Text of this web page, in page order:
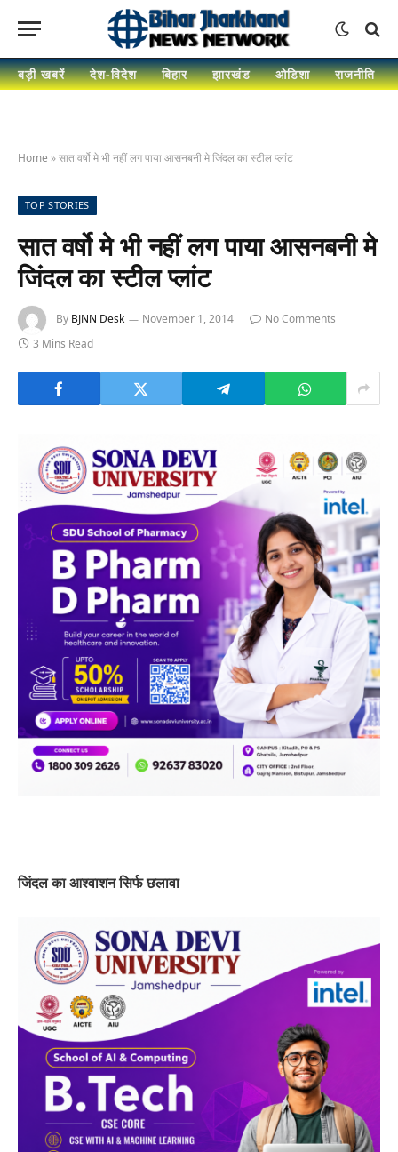
बड़ी खबरें देश-विदेश बिहार झारखंड ओडिशा राजनीति
Home »सात वर्षो मे भी नहीं लग पाया आसनबनी मे जिंदल का स्टील प्लांट
TOP STORIES
सात वर्षो मे भी नहीं लग पाया आसनबनी मे
जिंदल का स्टील प्लांट
By BJNN Desk November 1, 2014
No Comments
3 Mins Read
जिंदल का आश्वाशन सिर्फ छलावा